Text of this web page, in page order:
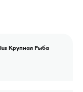
Крупная Рыба